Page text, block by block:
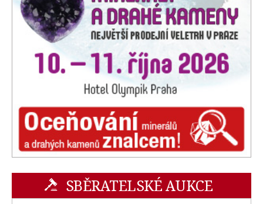
SBĚRATELSKÉ AUKCE